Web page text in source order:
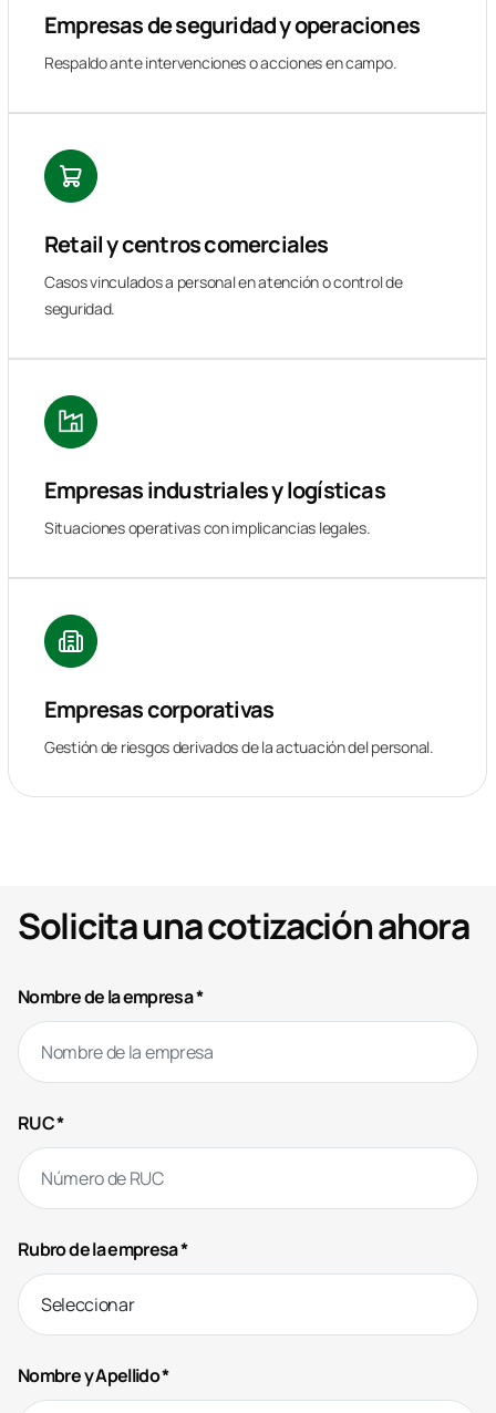
Empresas de seguridad y operaciones
Respaldo ante intervenciones o acciones en campo.
Retail y centros comerciales
Casos vinculados a personal en atención o control de
seguridad.
Empresas industriales y logísticas
Situaciones operativas con implicancias legales.
Empresas corporativas
Gestión de riesgos derivados de la actuación del personal.
Solicita una cotización ahora
Nombre de la empresa *
RUC *
Rubro de la empresa *
Nombre y Apellido *